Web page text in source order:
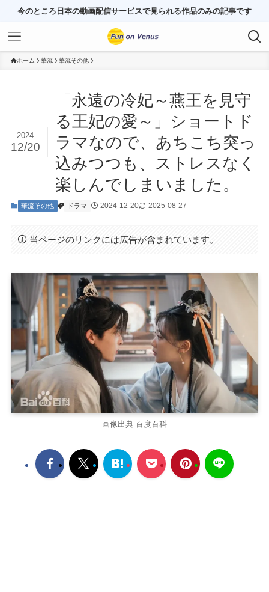
今のところ日本の動画配信サービスで見られる作品のみの記事です
ホーム 華流 華流その他
「永遠の冷妃～燕王を見守
る王妃の愛～」ショートド
ラマなので、あちこち突っ
込みつつも、ストレスなく
楽しんでしまいました。
2024
12/20
華流その他 ドラマ 2024-12-20 2025-08-27
当ページのリンクには広告が含まれています。
画像出典 百度百科